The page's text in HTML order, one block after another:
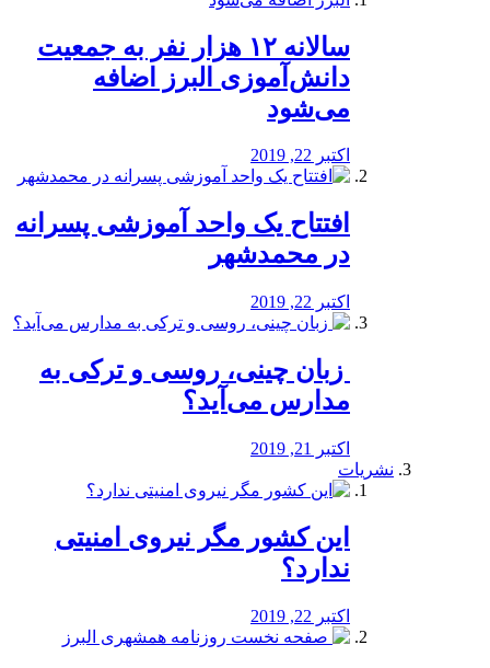
️سالانه ۱۲ هزار نفر به جمعیت
دانش‌آموزی البرز اضافه
می‌شود
اکتبر 22, 2019
افتتاح یک واحد آموزشی پسرانه
در محمدشهر
اکتبر 22, 2019
️ زبان چینی، روسی و ترکی به
مدارس می‌آید؟
اکتبر 21, 2019
نشریات
این کشور مگر نیروی امنیتی
ندارد؟
اکتبر 22, 2019